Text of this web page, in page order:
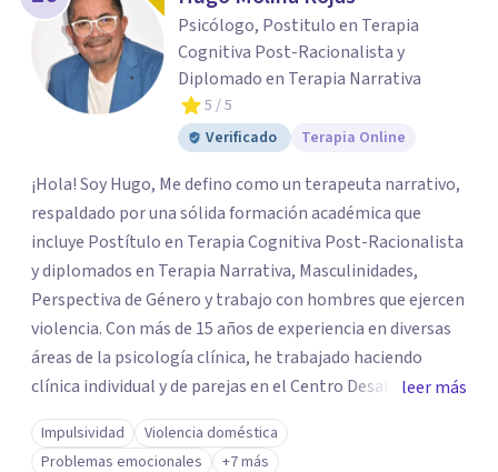
Psicólogo, Postitulo en Terapia
Cognitiva Post-Racionalista y
Diplomado en Terapia Narrativa
5 / 5
Verificado
Terapia Online
¡Hola! Soy Hugo, Me defino como un terapeuta narrativo,
respaldado por una sólida formación académica que
incluye Postítulo en Terapia Cognitiva Post-Racionalista
y diplomados en Terapia Narrativa, Masculinidades,
Perspectiva de Género y trabajo con hombres que ejercen
violencia. Con más de 15 años de experiencia en diversas
áreas de la psicología clínica, he trabajado haciendo
clínica individual y de parejas en el Centro Desafío de
Pareja y el Centro de Diálisis Renacer, coordinando el
Programa de Resocialización Para hombre que ejercen
leer más
Impulsividad
Violencia doméstica
Problemas emocionales
+7 más